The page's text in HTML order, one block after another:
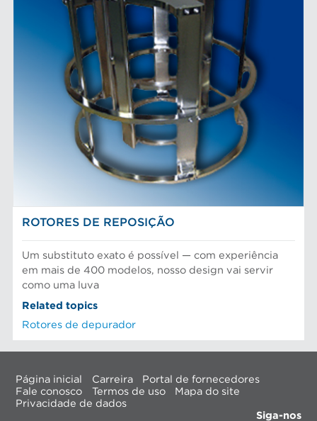
ROTORES DE REPOSIÇÃO
Um substituto exato é possível — com experiência
em mais de 400 modelos, nosso design vai servir
como uma luva
Related topics
Rotores de depurador
Página inicial Carreira
Portal de fornecedores
Fale conosco
Termos de uso
Mapa do site
Privacidade de dados
Siga-nos